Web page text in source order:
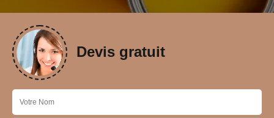
Devis gratuit